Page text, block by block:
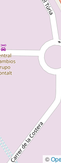
©